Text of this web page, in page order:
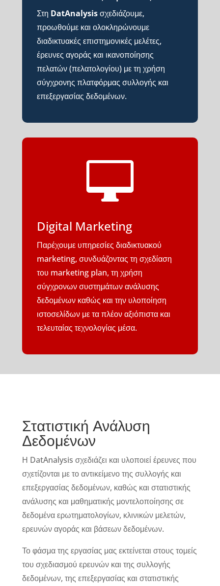
Στη DatAnalysisσχεδιάζουμε,
προωθούμε και ολοκληρώνουμε
διαδικτυακές επιστημονικές μελέτες,
έρευνες αγοράς και ικανοποίησης
πελατών (πελατολογίου) με τη χρήση
σύγχρονης πλατφόρμας συλλογής και
επεξεργασίας δεδομένων.

Digital Marketing
Παρέχουμε υπηρεσίες διαδικτυακού
marketing, συνδυάζοντας τη σχεδίαση
του marketing plan, τη χρήση
σύγχρονων συστημάτων ανάλυσης
δεδομένων καθώς και την υλοποίηση
ιστοσελίδων με τα πλέον αξιόπιστα και
τελευταίας τεχνολογίας μέσα.
Στατιστική Ανάλυση
Δεδομένων
Η DatAnalysis σχεδιάζει και υλοποιεί έρευνες που
σχετίζονται με το αντικείμενο της συλλογής και
επεξεργασίας δεδομένων, καθώς και στατιστικής
ανάλυσης και μαθηματικής μοντελοποίησης σε
δεδομένα ερωτηματολογίων, κλινικών μελετών,
ερευνών αγοράς και βάσεων δεδομένων.
Το φάσμα της εργασίας μας εκτείνεται στους τομείς
του σχεδιασμού ερευνών και της συλλογής
δεδομένων, της επεξεργασίας και στατιστικής